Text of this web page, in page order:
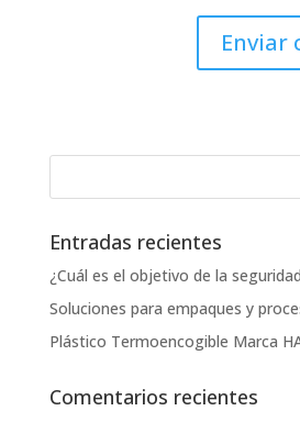
Entradas recientes
¿Cuál es el objetivo de la
Soluciones para empaques y
Plástico Termoencogible Marca
Comentarios recientes